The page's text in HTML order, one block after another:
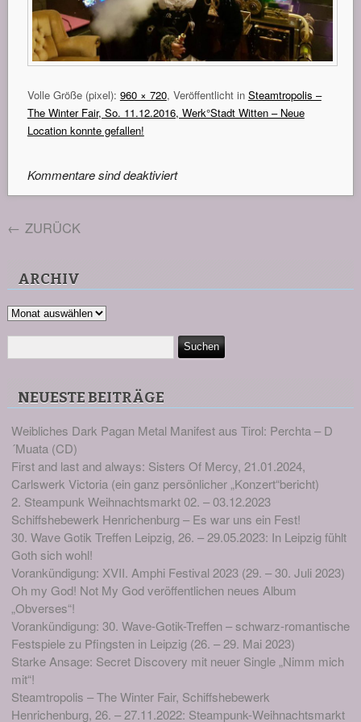
Volle Größe (pixel): 960 × 720, Veröffentlicht in Steamtropolis –
The Winter Fair, So. 11.12.2016, Werk°Stadt Witten – Neue
Location konnte gefallen!
Kommentare sind deaktiviert
← ZURÜCK
ARCHIV
Archiv
NEUESTE BEITRÄGE
Weibliches Dark Pagan Metal Manifest aus Tirol: Perchta – D
´Muata (CD)
First and last and always: Sisters Of Mercy, 21.01.2024,
Carlswerk Victoria (ein ganz persönlicher „Konzert“bericht)
2. Steampunk Weihnachtsmarkt 02. – 03.12.2023
Schiffshebewerk Henrichenburg – Es war uns ein Fest!
30. Wave Gotik Treffen Leipzig, 26. – 29.05.2023: In Leipzig fühlt
Goth sich wohl!
Vorankündigung: XVII. Amphi Festival 2023 (29. – 30. Juli 2023)
Oh my God! Not My God veröffentlichen neues Album
„Obverses“!
Vorankündigung: 30. Wave-Gotik-Treffen – schwarz-romantische
Festspiele zu Pfingsten in Leipzig (26. – 29. Mai 2023)
Starke Ansage: Secret Discovery mit neuer Single „Nimm mich
mit“!
Steamtropolis – The Winter Fair, Schiffshebewerk
Henrichenburg, 26. – 27.11.2022: Steampunk-Weihnachtsmarkt